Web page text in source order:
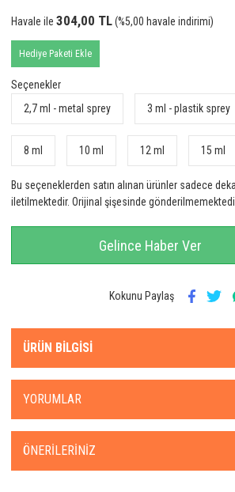
Havale ile 304,00 TL(%5,00 havale indirimi)
Hediye Paketi Ekle
Seçenekler
2,7 ml - metal sprey
3 ml - plastik sprey
8 ml 10 ml 12 ml 15 ml
Bu seçeneklerden satın alınan ürünler sadece
iletilmektedir. Orijinal şişesinde
Gelince Haber Ver
Kokunu Paylaş
ÜRÜN BILGISI
YORUMLAR
ÖNERILERINIZ